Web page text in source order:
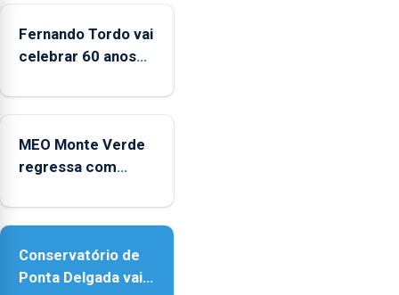
entre
2022
2025
Fernando Tordo vai
celebrar 60 anos
Coliseu Micaelense
MEO Monte Verde
regressa com
acessibilidade
Conservatório de
Ponta Delgada vai